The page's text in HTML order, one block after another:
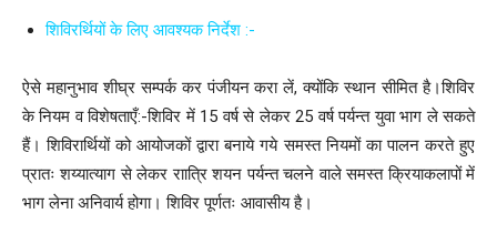
शिविरर्थियों के लिए आवश्यक निर्देश :-
ऐसे महानुभाव शीघ्र सम्पर्क कर पंजीयन करा लें, क्योंकि स्थान सीमित है।शिविर
के नियम व विशेषताएँ:-शिविर में 15 वर्ष से लेकर 25 वर्ष पर्यन्त युवा भाग ले सकते
हैं। शिविरार्थियों को आयोजकों द्वारा बनाये गये समस्त नियमों का पालन करते हुए
प्रातः शय्यात्याग से लेकर राात्रि शयन पर्यन्त चलने वाले समस्त क्रियाकलापों में
भाग लेना अनिवार्य होगा। शिविर पूर्णतः आवासीय है।